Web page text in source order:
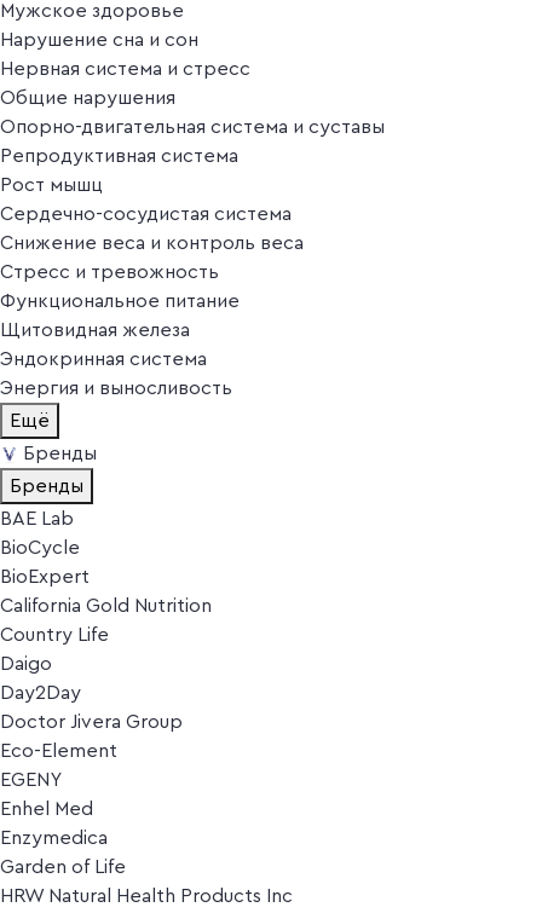
Мужское здоровье
Нарушение сна и сон
Нервная система и стресс
Общие нарушения
Опорно-двигательная система и суставы
Репродуктивная система
Рост мышц
Сердечно-сосудистая система
Снижение веса и контроль веса
Стресс и тревожность
Функциональное питание
Щитовидная железа
Эндокринная система
Энергия и выносливость
Ещё
Бренды
Бренды
BAE Lab
BioCycle
BioExpert
California Gold Nutrition
Country Life
Daigo
Day2Day
Doctor Jivera Group
Eco-Element
EGENY
Enhel Med
Enzymedica
Garden of Life
HRW Natural Health Products Inc